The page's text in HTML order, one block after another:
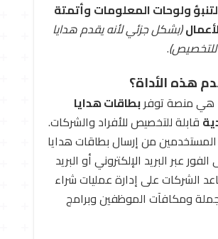
ولوحات المعلومات وأتمتة
(بشكل جزئي لأنه يقدم هدايا
للتخصيص).
هذه الأداة؟
بطاقات هدايا
قابلة للتخصيص للأفراد والشركات.
من إرسال بطاقات هدايا
عبر البريد الإلكتروني أو البريد
الشركات على إدارة عمليات شراء
ومكافآت الموظفين وبرامج